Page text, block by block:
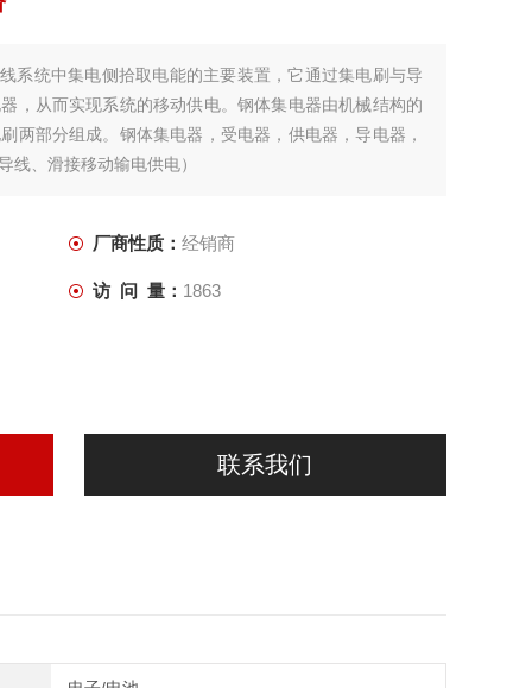
系统中集电侧拾取电能的主要装置，它通过集电刷与导
，从而实现系统的移动供电。钢体集电器由机械结构的
两部分组成。钢体集电器，受电器，供电器，导电器，
线、滑接移动输电供电）
厂商性质： 经销商
访 问 量： 1863
联系我们